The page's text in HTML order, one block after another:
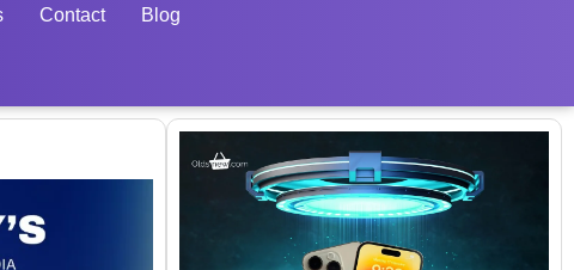
Contact Blog